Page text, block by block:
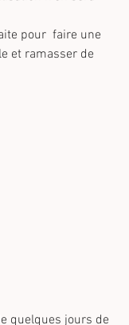
pour  faire une
et ramasser de
quelques jours de